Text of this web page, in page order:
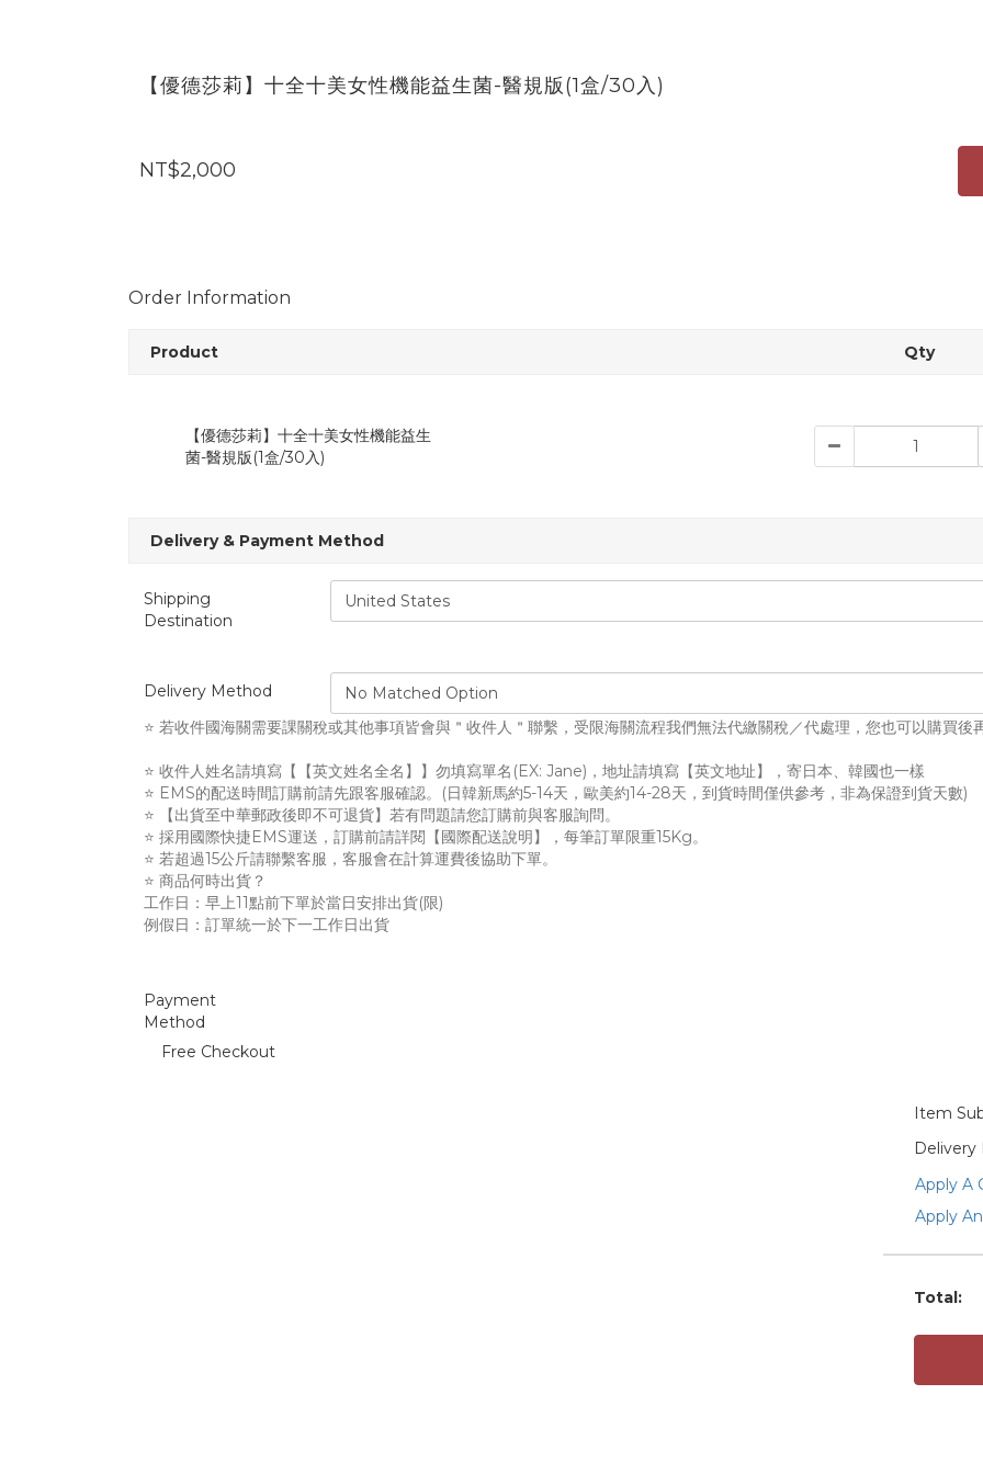
【優德莎莉】十全十美女性機能益生菌-醫規版(1盒/30入)
NT$2,000
Order Information
Product Qty
【優德莎莉】十全十美女性機能益生
菌-醫規版(1盒/30入)
Delivery & Payment Method
Shipping
Destination
Delivery Method
⭐ 若收件國海關需要課關稅或其他事項皆會與＂收件人＂聯繫，受限海關流程我們無法代繳關稅／代處理，您也可以購買後
⭐ 收件人姓名請填寫【【英文姓名全名】】勿填寫單名(EX: Jane)，地址請填寫【英文地址】，寄日本、韓國也一樣
⭐ EMS的配送時間訂購前請先跟客服確認。(日韓新馬約5-14天，歐美約14-28天，到貨時間僅供參考，非為保證到貨天數)
⭐ 【出貨至中華郵政後即不可退貨】若有問題請您訂購前與客服詢問。
⭐ 採用國際快捷EMS運送，訂購前請詳閱【國際配送說明】，每筆訂單限重15Kg。
⭐ 若超過15公斤請聯繫客服，客服會在計算運費後協助下單。
⭐ 商品何時出貨？
工作日：早上11點前下單於當日安排出貨(限)
例假日：訂單統一於下一工作日出貨
Payment
Method
Free Checkout
Item
Delivery
Apply A
Apply
Total: